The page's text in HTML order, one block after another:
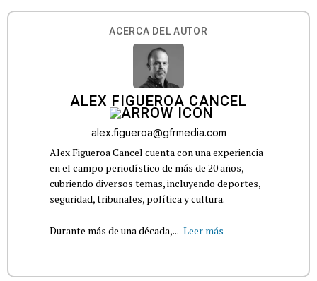
ACERCA DEL AUTOR
ALEX FIGUEROA CANCEL
alex.figueroa@gfrmedia.com
Alex Figueroa Cancel cuenta con una experiencia
en el campo periodístico de más de 20 años,
cubriendo diversos temas, incluyendo deportes,
seguridad, tribunales, política y cultura.
Durante más de una década,... Leer más